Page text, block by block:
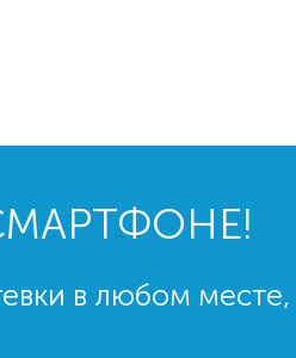
в любом месте,